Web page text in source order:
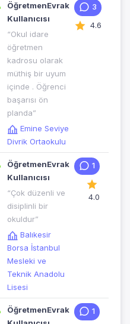
ÖğretmenEvrak
Kullanıcısı
“Okul idare
öğretmen
kadrosu olarak
müthiş bir uyum
içinde . Öğrenci
başarısı ön
planda”
Emine Seviye
Divrik Ortaokulu
3
4.6
ÖğretmenEvrak
Kullanıcısı
“Çok düzenli ve
disiplinli bir
okuldur”
Balıkesir
Borsa İstanbul
Mesleki ve
Teknik Anadolu
Lisesi
1
4.0
ÖğretmenEvrak
1